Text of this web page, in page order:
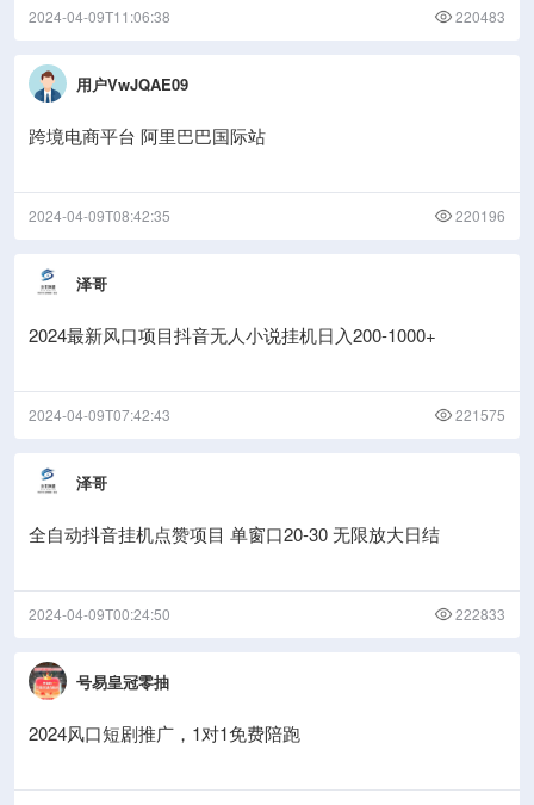
2024-04-09T11:06:38 220483
用户VwJQAE09
跨境电商平台 阿里巴巴国际站
2024-04-09T08:42:35 220196
泽哥
2024最新风口项目抖音无人小说挂机日入200-1000+
2024-04-09T07:42:43 221575
泽哥
全自动抖音挂机点赞项目 单窗口20-30 无限放大日结
2024-04-09T00:24:50 222833
号易皇冠零抽
2024风口短剧推广，1对1免费陪跑